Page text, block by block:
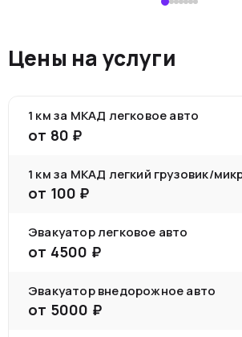
Цены на услуги
1 км за МКАД легковое авто
от 80 ₽
1 км за МКАД легкий грузовик/
от 100 ₽
Эвакуатор легковое авто
от 4500 ₽
Эвакуатор внедорожное авто
от 5000 ₽